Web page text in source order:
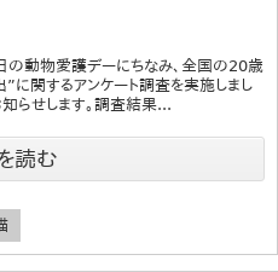
動物愛護デーにちなみ、全国の20歳
に関するアンケート調査を実施しまし
らせします。調査結果...
読む